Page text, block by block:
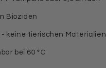
Bioziden
- keine tierischen Materialien
bei 60 °C